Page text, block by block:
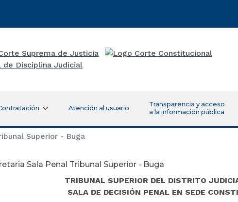
Atención al usuario
Transparencia y acceso
a la información pública
Superior - Buga
Sala Penal Tribunal Superior - Buga
TRIBUNAL SUPERIOR DEL DISTRITO
SALA DE DECISIÓN PENAL EN SEDE